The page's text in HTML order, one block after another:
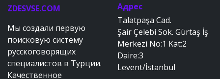
ZDESVSE.COM
Мы создали первую
поисковую систему
русскоговорящих
специалистов в Турции.
Качественное
Адрес
Talatpaşa Cad.
Şair Çelebi Sok. Gürtaş İş
Merkezi No:1 Kat:2
Daire:3
Levent/İstanbul